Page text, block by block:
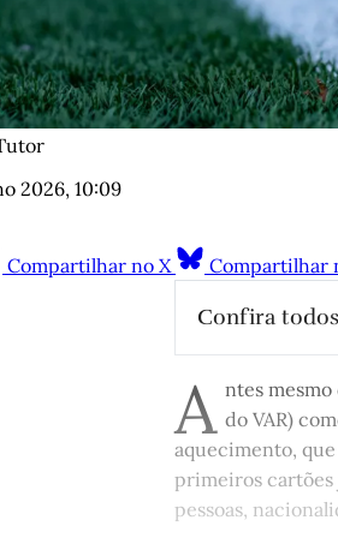
2026, 10:09
Compartilhar no X Compartilhar
Confira
O objetivo
amigos
As
Copa do
Nesta
A ntes
do VAR)
aquecimento,
primeiros cartões
pessoas,